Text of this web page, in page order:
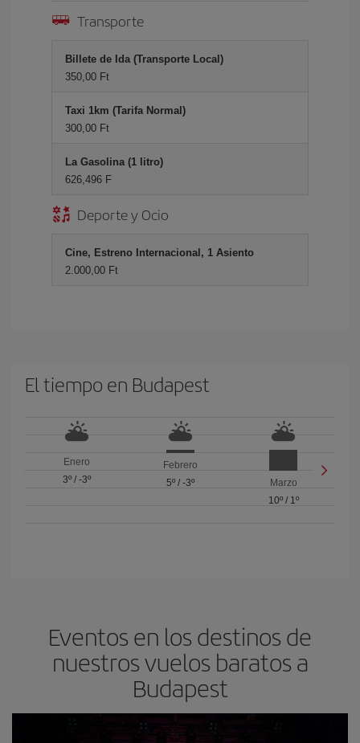
Transporte
Billete de Ida (Transporte Local)
350,00 Ft
Taxi 1km (Tarifa Normal)
300,00 Ft
La Gasolina (1 litro)
626,496 F
Deporte y Ocio
Cine, Estreno Internacional, 1 Asiento
2.000,00 Ft
El tiempo en Budapest
Enero
3º/ -3º
Febrero
5º/ -3º
Marzo
10º/ 1º
Eventos en los destinos de
nuestros vuelos baratos a
Budapest